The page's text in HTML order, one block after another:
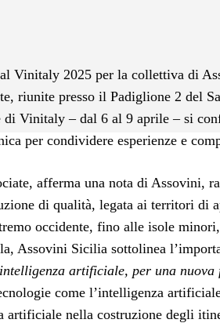
Vinitaly 2025 per la collettiva di
riunite presso il Padiglione 2 del
di Vinitaly – dal 6 al 9 aprile – si
per condividere esperienze e
afferma una nota di Assovini,
di qualità, legata ai territori di
occidente, fino alle isole
Assovini Sicilia sottolinea
artificiale, per una
come l’intelligenza
artificiale nella costruzione degli